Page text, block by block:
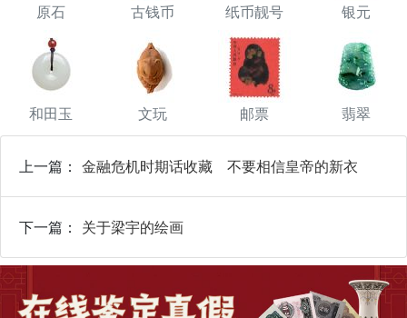
原石 古钱币 纸币靓号 银元
和田玉 文玩 邮票 翡翠
上一篇： 金融危机时期话收藏 不要相信皇帝的新衣
下一篇： 关于梁宇的绘画